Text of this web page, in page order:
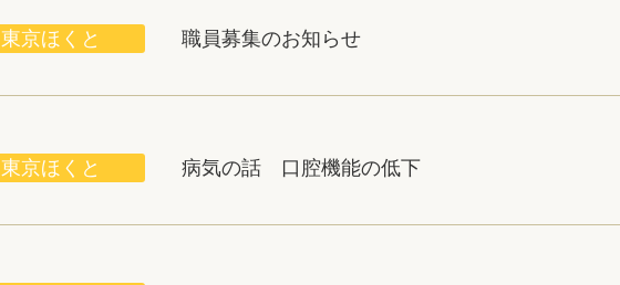
東京ほくと 職員募集のお知らせ
東京ほくと 病気の話 口腔機能の低下